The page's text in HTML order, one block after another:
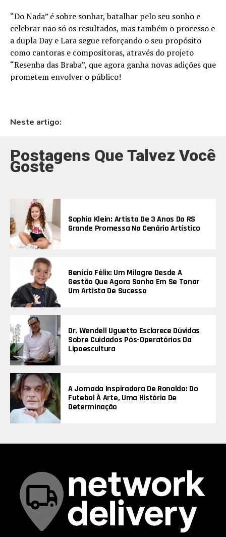
“Do Nada” é sobre sonhar, batalhar pelo seu sonho e
celebrar não só os resultados, mas também o processo e
a dupla Day e Lara segue reforçando o seu propósito
como cantoras e compositoras, através do projeto
“Resenha das Braba”, que agora ganha novas adições que
prometem envolver o público!
Neste artigo:
Postagens Que Talvez Você
Goste
Sophia Klein: Artista De 3 Anos Do RS
Grande Promessa No Cenário Artístico
Benício Félix: Um Milagre Desde A
Gestão Que Agora Sonha Em Se Tonar
Um Artista De Sucesso
Dr. Wendell Uguetto Esclarece Dúvidas
Sobre Cuidados Pós-Operatórios Da
Lipoescultura
A Jornada Inspiradora De Ronaldo: Do
Futebol À Arte, Uma História De
Determinação